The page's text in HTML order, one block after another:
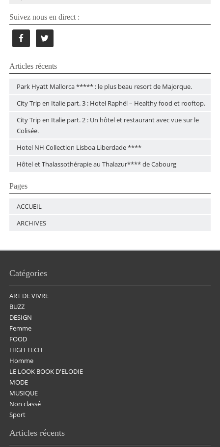
Suivez nous en direct :
Articles récents
Park Hyatt Mallorca ***** : le plus beau resort de Majorque.
City Trip en Italie part. 3 : Hotel Raphël – Healthy food et rooftop.
City Trip en Italie part. 2 : Un hôtel et restaurant avec vue sur le
Colisée.
Hotel NH Collection Lisboa Liberdade ****
Hôtel et Thalassothérapie au Thalazur**** de Cabourg
Pages
ACCUEIL
ARCHIVES
Catégories
ART DE VIVRE
BUZZ
DESIGN
Femme
FOOD
HIGH TECH
Homme
LE LOOK BOOK D'ELODIE
MODE
MUSIQUE
Non classé
Sport
Articles récents